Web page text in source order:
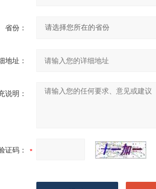
省份：
地址：
说明：
证码：